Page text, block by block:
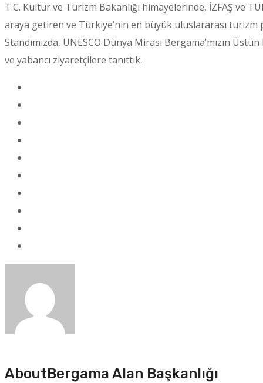
T.C. Kültür ve Turizm Bakanlığı himayelerinde, İZFAŞ ve
araya getiren ve Türkiye’nin en büyük uluslararası
Standımızda, UNESCO Dünya Mirası Bergama’mızın
ve yabancı ziyaretçilere tanıttık.
AboutBergama Alan Başkanlığı